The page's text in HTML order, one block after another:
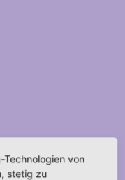
Technologien von
stetig zu